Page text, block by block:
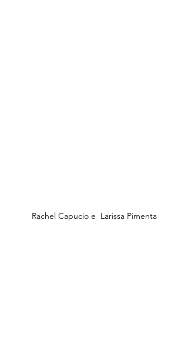
Rachel Capucio e  Larissa Pimenta